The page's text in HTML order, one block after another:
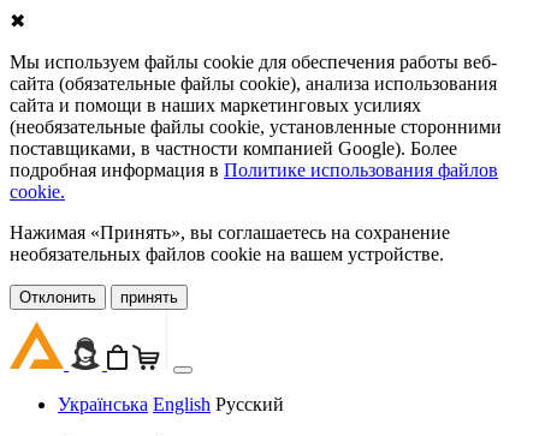
✖
Мы используем файлы cookie для обеспечения работы веб-
сайта (обязательные файлы cookie), анализа использования
сайта и помощи в наших маркетинговых усилиях
(необязательные файлы cookie, установленные сторонними
поставщиками, в частности компанией Google). Более
подробная информация в Политике использования файлов
cookie.
Нажимая «Принять», вы соглашаетесь на сохранение
необязательных файлов cookie на вашем устройстве.
Oтклонить принять
Українська English Русский